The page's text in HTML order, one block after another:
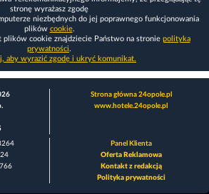
stronę wyrażasz zgodę
niezbędnych do jej poprawnego funkcjonowania
plików cookie.
plików cookie znajdziecie Państwo na stronie polityka
prywatności.
aby wyrazić zgodę i ukryć komunikat.
Strona główna 24opole.pl
www.hotele.24opole.pl
Panel Klienta
Oferta Reklamowa
Kontakt z redakcją
Polityka prywatności